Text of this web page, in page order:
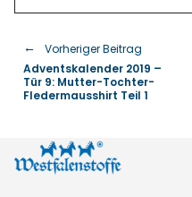
Vorheriger Beitrag
Adventskalender 2019 –
Tür 9: Mutter-Tochter-
Fledermausshirt Teil 1